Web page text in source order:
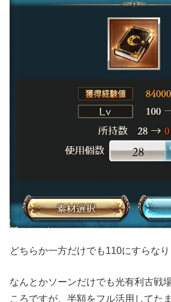
どちらか一方だけでも110にすらなり
なんとかソーンだけでも光有利古戦
ころですが、半額をフル活用してた